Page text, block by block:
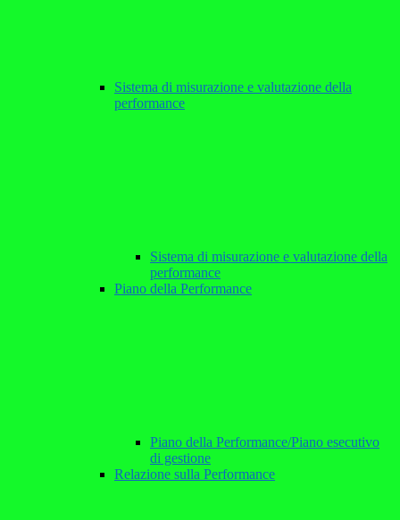
Sistema di misurazione e valutazione della
performance
Sistema di misurazione e valutazione della
performance
Piano della Performance
Piano della Performance/Piano esecutivo
di gestione
Relazione sulla Performance